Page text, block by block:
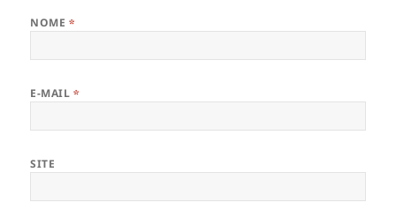
NOME *
E-MAIL *
SITE